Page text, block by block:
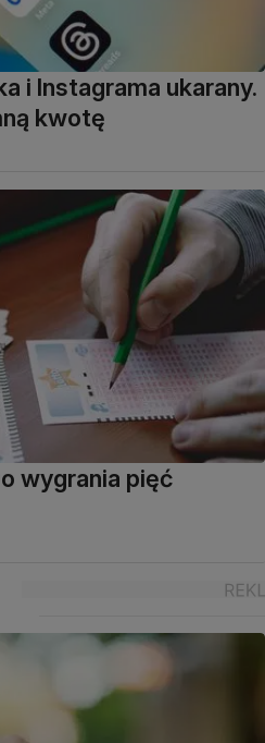
i Instagrama ukarany.
kwotę
wygrania pięć